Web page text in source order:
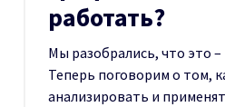
работать?
Мы разобрались, что это
Теперь поговорим о том,
анализировать и